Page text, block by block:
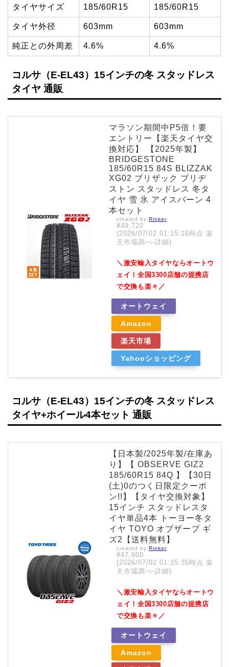
タイヤサイズ 185/60R15 185/60R15
タイヤ外径 603mm 603mm
純正との外周差 4.6% 4.6%
コルサ（E-EL43）15インチの冬 スタッドレス
タイヤ 通販
マラソン期間中P5倍！要
エントリー【楽天タイヤ交
換対応】 【2025年製】
BRIDGESTONE
185/60R15 84S BLIZZAK
XG02 ブリザック ブリヂ
ストン スタッドレス 冬タ
イヤ 雪 氷 アイスバーン 4
本セット
created by Rinker
¥49,720
(2026/07/02 01:15:16時点 楽
天市場調べ-詳細)
＼激安輸入タイヤならオートウ
ェイ！全国3300店舗の提携店
で交換も楽々／
オートウェイ
Amazon
楽天市場
Yahooショッピング
コルサ（E-EL43）15インチの冬 スタッドレス
タイヤ+ホイール4本セット 通販
【日本製/2025年製/在庫あ
り】【 OBSERVE GIZ2
185/60R15 84Q 】【30日
(土)0のつく日限定クーポ
ン!!】【タイヤ交換対象】
15インチ スタッドレスタ
イヤ単品4本 トーヨー冬タ
イヤ TOYO オブザーブ ギ
ズ2【送料無料】
created by Rinker
¥47,900
(2026/07/02 01:25:35時点 楽
天市場調べ-詳細)
＼激安輸入タイヤならオートウ
ェイ！全国3300店舗の提携店
で交換も楽々／
オートウェイ
Amazon